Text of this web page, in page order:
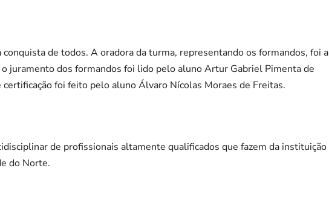
de todos. A oradora da turma, representando os formandos, foi a
juramento dos formandos foi lido pelo aluno Artur Gabriel Pimenta de
foi feito pelo aluno Álvaro Nícolas Moraes de Freitas.
de profissionais altamente qualificados que fazem da instituição
do Norte.